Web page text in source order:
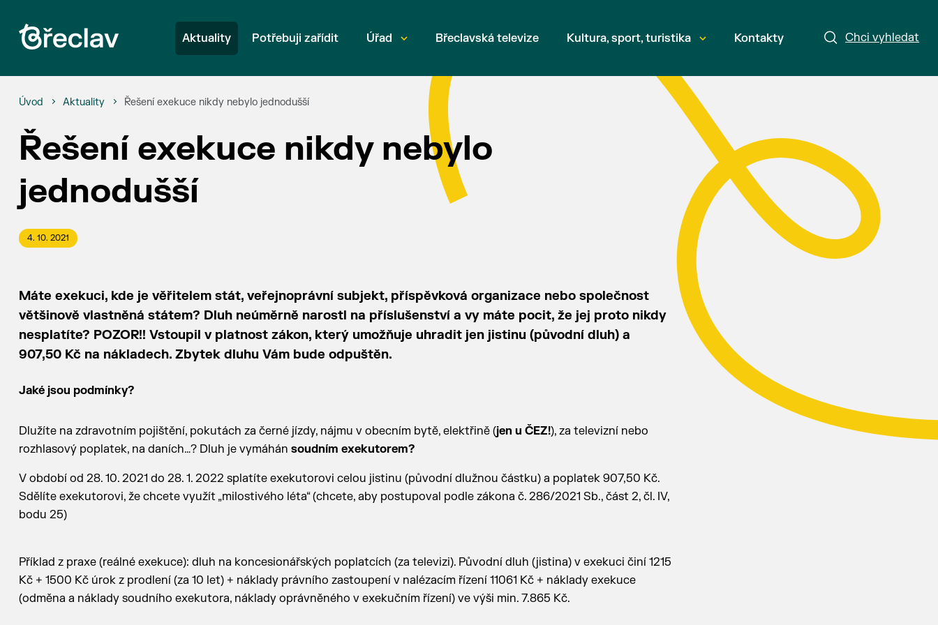
Chci vyhledat
Aktuality Potřebuji zařídit Úřad Břeclavská televize Kultura, sport, turistika Kontakty
Úvod Aktuality Řešení exekuce nikdy nebylo jednodušší
Řešení exekuce nikdy nebylo
jednodušší
4. 10. 2021
Máte exekuci, kde je věřitelem stát, veřejnoprávní subjekt, příspěvková organizace nebo společnost
většinově vlastněná státem? Dluh neúměrně narostl na příslušenství a vy máte pocit, že jej proto nikdy
nesplatíte? POZOR!! Vstoupil v platnost zákon, který umožňuje uhradit jen jistinu (původní dluh) a
907,50 Kč na nákladech. Zbytek dluhu Vám bude odpuštěn.
Jaké jsou podmínky?
Dlužíte na zdravotním pojištění, pokutách za černé jízdy, nájmu v obecním bytě, elektřině (jen u ČEZ!), za televizní nebo
rozhlasový poplatek, na daních…? Dluh je vymáhán soudním exekutorem?
V období od 28. 10. 2021 do 28. 1. 2022 splatíte exekutorovi celou jistinu (původní dlužnou částku) a poplatek 907,50 Kč.
Sdělíte exekutorovi, že chcete využít „milostivého léta“ (chcete, aby postupoval podle zákona č. 286/2021 Sb., část 2, čl. IV,
bodu 25)
Příklad z praxe (reálné exekuce): dluh na koncesionářských poplatcích (za televizi). Původní dluh (jistina) v exekuci činí 1215
Kč + 1500 Kč úrok z prodlení (za 10 let) + náklady právního zastoupení v nalézacím řízení 11061 Kč + náklady exekuce
(odměna a náklady soudního exekutora, náklady oprávněného v exekučním řízení) ve výši min. 7.865 Kč.